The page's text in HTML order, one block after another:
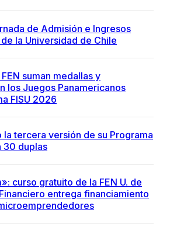
de Admisión e Ingresos
la Universidad de Chile
suman medallas y
los Juegos Panamericanos
FISU 2026
la tercera versión de su Programa
30 duplas
curso gratuito de la FEN U. de
entrega financiamiento